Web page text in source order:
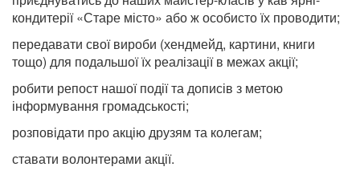
кондитерії «Старе місто» або ж особисто їх проводити;
передавати свої вироби (хендмейд, картини, книги
тощо) для подальшої їх реалізації в межах акції;
робити репост нашої події та дописів з метою
інформування громадськості;
розповідати про акцію друзям та колегам;
ставати волонтерами акції.